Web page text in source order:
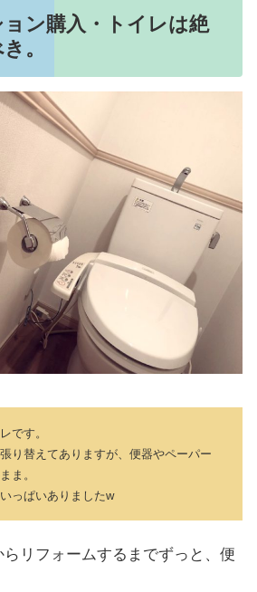
ン購入・トイレは絶
。
です。
り替えてありますが、便器やペーパー
ま。
っぱいありましたw
リフォームするまでずっと、便